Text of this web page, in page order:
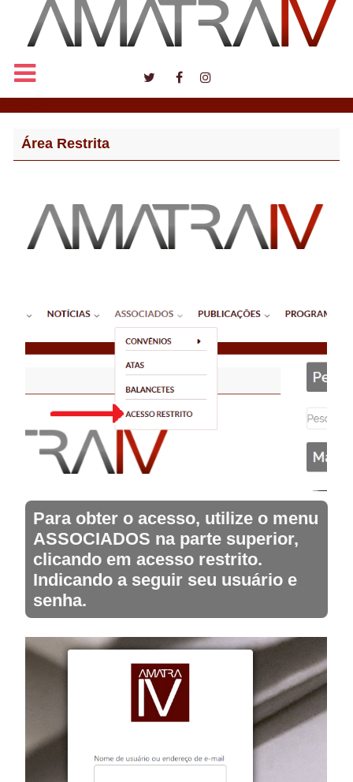
Área Restrita
Para obter o acesso, utilize o menu
ASSOCIADOS na parte superior,
clicando em acesso restrito.
Indicando a seguir seu usuário e
senha.